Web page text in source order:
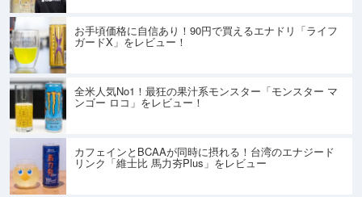
お手頃価格に自信あり！90円で買えるエナドリ「ライフ
ガードX」をレビュー！
全米人気No1！最狂の果汁系モンスター「モンスター マ
ンゴー ロコ」をレビュー！
カフェインとBCAAが同時に摂れる！台湾のエナジード
リンク「維士比 馬力夯Plus」をレビュー